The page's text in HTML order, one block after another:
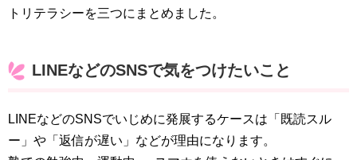
トリテラシーを三つにまとめました。
LINEなどのSNSで気をつけたいこと
LINEなどのSNSでいじめに発展するケースは「既読スル
ー」や「返信が遅い」などが理由になります。